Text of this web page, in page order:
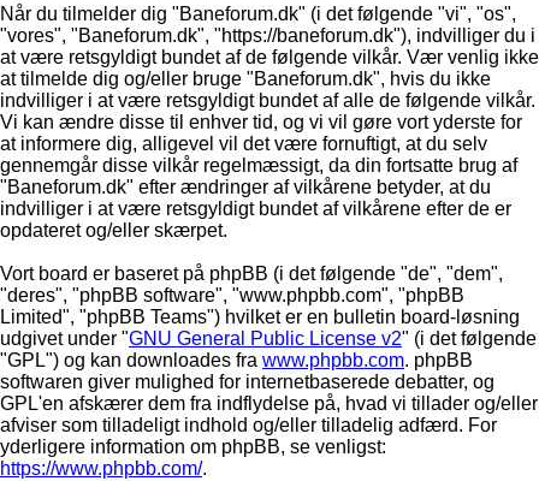
Når du tilmelder dig "Baneforum.dk" (i det følgende "vi", "os",
"vores", "Baneforum.dk", "https://baneforum.dk"), indvilliger du i
at være retsgyldigt bundet af de følgende vilkår. Vær venlig ikke
at tilmelde dig og/eller bruge "Baneforum.dk", hvis du ikke
indvilliger i at være retsgyldigt bundet af alle de følgende vilkår.
Vi kan ændre disse til enhver tid, og vi vil gøre vort yderste for
at informere dig, alligevel vil det være fornuftigt, at du selv
gennemgår disse vilkår regelmæssigt, da din fortsatte brug af
"Baneforum.dk" efter ændringer af vilkårene betyder, at du
indvilliger i at være retsgyldigt bundet af vilkårene efter de er
opdateret og/eller skærpet.
Vort board er baseret på phpBB (i det følgende "de", "dem",
"deres", "phpBB software", "www.phpbb.com", "phpBB
Limited", "phpBB Teams") hvilket er en bulletin board-løsning
udgivet under "GNU General Public License v2" (i det følgende
"GPL") og kan downloades fra www.phpbb.com. phpBB
softwaren giver mulighed for internetbaserede debatter, og
GPL'en afskærer dem fra indflydelse på, hvad vi tillader og/eller
afviser som tilladeligt indhold og/eller tilladelig adfærd. For
yderligere information om phpBB, se venligst:
https://www.phpbb.com/.